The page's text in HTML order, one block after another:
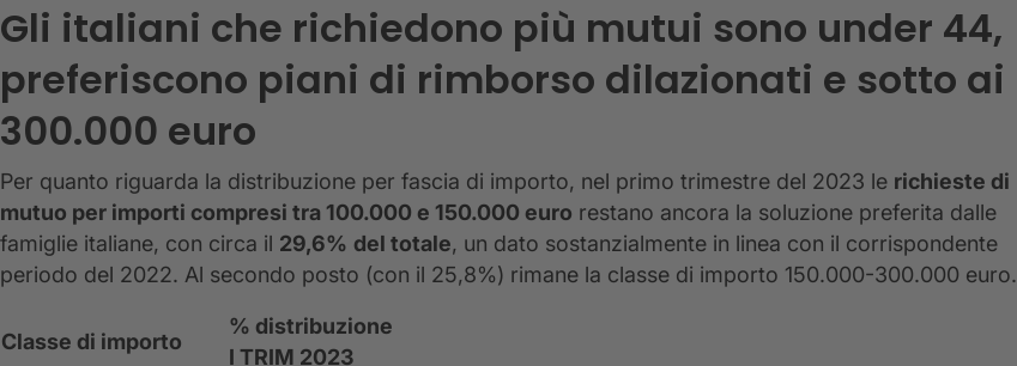
Gli italiani che richiedono più mutui sono under 44,
preferiscono piani di rimborso dilazionati e sotto ai
300.000 euro
Per quanto riguarda la distribuzione per fascia di importo, nel primo trimestre del 2023 le richieste di
mutuo per importi compresi tra 100.000 e 150.000 euro restano ancora la soluzione preferita dalle
famiglie italiane, con circa il 29,6% del totale, un dato sostanzialmente in linea con il corrispondente
periodo del 2022. Al secondo posto (con il 25,8%) rimane la classe di importo 150.000-300.000 euro.
Classe di importo
% distribuzione
I TRIM 2023